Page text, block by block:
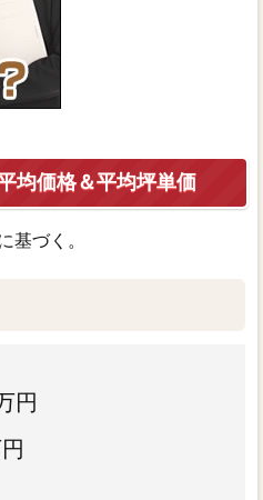
均価格＆平均坪単価
基づく。
円